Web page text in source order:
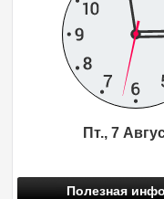
Пт., 7
Полезная